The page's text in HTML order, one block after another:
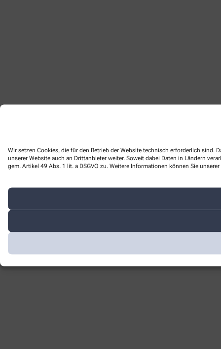
Wir setzen Cookies, die für den Betrieb der Website technisch erforderlich sind.
unserer Website auch an Drittanbieter weiter. Soweit dabei Daten in Ländern
gem. Artikel 49 Abs. 1 lit. a DSGVO zu. Weitere Informationen können Sie unserer